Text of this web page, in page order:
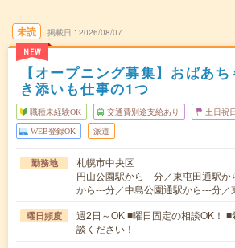
未読
NEW
掲載日 2026/08/07
【オープニング募集】おばあ
き添いも仕事の1つ
職種未経験OK 交通費別途支給あり 土日祝
WEB登録OK 派遣
勤務地
札幌市中央区
円山公園駅から---分／東屯田通駅
から---分／中島公園通駅から---分
曜日頻度
週2日～OK ■曜日固定の相談OK！
談ください！